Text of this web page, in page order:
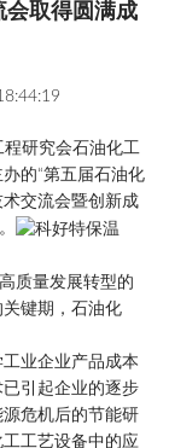
会取得圆满成
研究会石油化工
的“第五届石油化
交流会暨创新成
质量发展转型的
键期，石油化
业企业产品成本
引起企业的逐步
危机后的节能研
工艺设备中的应